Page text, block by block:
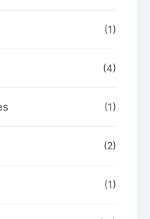
(1)
(4)
(1)
(2)
(1)